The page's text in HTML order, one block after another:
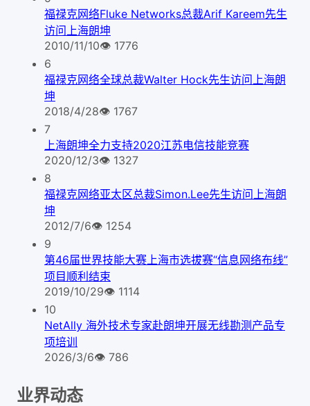
福禄克网络Fluke Networks总裁Arif Kareem先生
访问上海朗坤
2010/11/10👁 1776
6
福禄克网络全球总裁Walter Hock先生访问上海朗
坤
2018/4/28👁 1767
7
上海朗坤全力支持2020江苏电信技能竞赛
2020/12/3👁 1327
8
福禄克网络亚太区总裁Simon.Lee先生访问上海朗
坤
2012/7/6👁 1254
9
第46届世界技能大赛上海市选拔赛“信息网络布线”
项目顺利结束
2019/10/29👁 1114
10
NetAlly 海外技术专家赴朗坤开展无线勘测产品专
项培训
2026/3/6👁 786
业界动态